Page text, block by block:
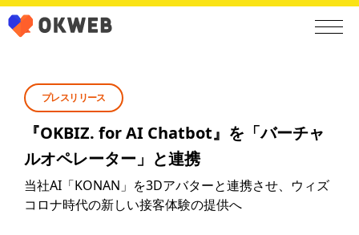
プレスリリース
『OKBIZ. for AI Chatbot』を「バーチャ
ルオペレーター」と連携
当社AI「KONAN」を3Dアバターと連携させ、ウィズ
コロナ時代の新しい接客体験の提供へ